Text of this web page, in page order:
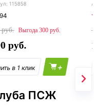
115858
300
+
ПСЖ